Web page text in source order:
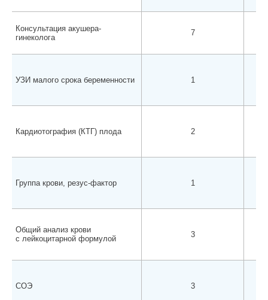
Консультация акушера-
гинеколога
7
УЗИ малого срока беременности 1
Кардиотография (КТГ) плода 2
Группа крови, резус-фактор 1
Общий анализ крови
с лейкоцитарной формулой
3
СОЭ 3